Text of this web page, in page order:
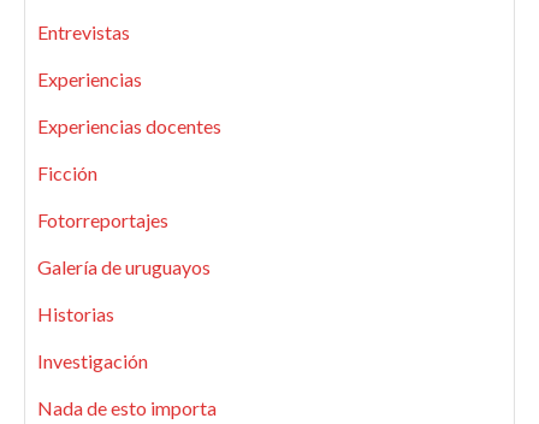
Entrevistas
Experiencias
Experiencias docentes
Ficción
Fotorreportajes
Galería de uruguayos
Historias
Investigación
Nada de esto importa